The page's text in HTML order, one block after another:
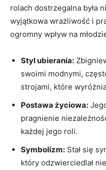
rolach dostrzegalna była
wyjątkowa wrażliwość i
ogromny wpływ na
Styl ubierania:
swoimi modnymi,
strojami, które
Postawa życiowa:
pragnienie
każdej jego roli.
Symbolizm: Stał się
który odzwierciedlał